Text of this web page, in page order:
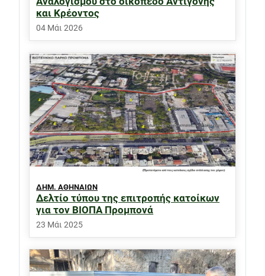
και Κρέοντος
04 Μάι 2026
ΔΗΜ. ΑΘΗΝΑΙΩΝ
Δελτίο τύπου της επιτροπής κατοίκων
για τον ΒΙΟΠΑ Προμπονά
23 Μάι 2025